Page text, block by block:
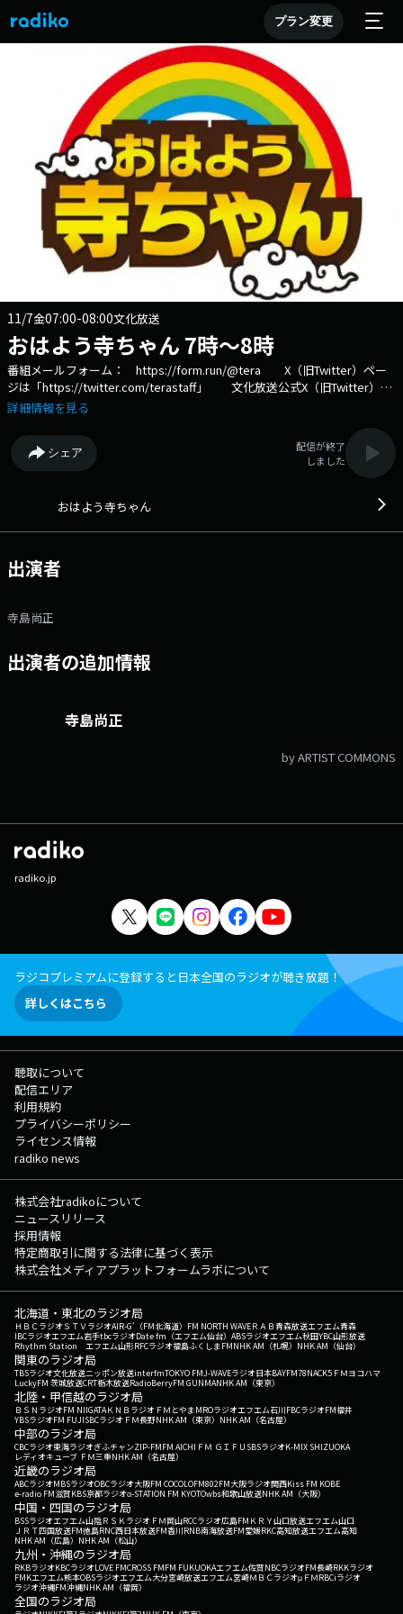
プラン変更
11/7金07:00-08:00文化放送
おはよう寺ちゃん 7時～8時
番組メールフォーム： https://form.run/@tera X（旧Twitter）ペー
ジは「https://twitter.com/terastaff」 文化放送公式X（旧Twitter）ア
カウントは「@joqrpr」 文化放送公式X（旧Twitter）ハッシュタグは「#
「https://www.facebook.com/1134joqr」 文化放送公式LINEは
「@joqr_916」
詳細情報を見る
シェア
配信が終了
しました
おはよう寺ちゃん
出演者
寺島尚正
出演者の追加情報
寺島尚正
by ARTIST COMMONS
radiko.jp
ラジコプレミアムに登録すると日本全国のラジオが聴き放題！
詳しくはこちら
聴取について
配信エリア
利用規約
プライバシーポリシー
ライセンス情報
radiko news
株式会社radikoについて
ニュースリリース
採用情報
特定商取引に関する法律に基づく表示
株式会社メディアプラットフォームラボについて
北海道・東北のラジオ局
ＨＢＣラジオＳＴＶラジオAIR-G'（FM北海道） FM NORTH WAVEＲＡＢ青森放送エフエム青森
IBCラジオエフエム岩手tbcラジオDate fm（エフエム仙台） ABSラジオエフエム秋田YBC山形放送
Rhythm Station エフエム山形RFCラジオ福島ふくしまFMNHK AM（札幌） NHK AM（仙台）
関東のラジオ局
TBSラジオ文化放送ニッポン放送interfmTOKYO FMJ-WAVEラジオ日本BAYFM78NACK5 ＦＭヨコハマ
LuckyFM 茨城放送CRT栃木放送RadioBerryFM GUNMANHK AM（東京）
北陸・甲信越のラジオ局
ＢＳＮラジオFM NIIGATAＫＮＢラジオ ＦＭとやまMROラジオエフエム石川FBCラジオFM福井
YBSラジオFM FUJISBCラジオ ＦＭ長野NHK AM（東京） NHK AM（名古屋）
中部のラジオ局
CBCラジオ東海ラジオぎふチャンZIP-FMFM AICHI ＦＭ ＧＩＦＵ SBSラジオK-MIX SHIZUOKA
レディオキューブ ＦＭ三重NHK AM（名古屋）
近畿のラジオ局
ABCラジオMBSラジオOBCラジオ大阪FM COCOLOFM802FM大阪ラジオ関西Kiss FM KOBE
e-radio FM滋賀KBS京都ラジオα-STATION FM KYOTOwbs和歌山放送NHK AM（大阪）
中国・四国のラジオ局
BSSラジオエフエム山陰ＲＳＫラジオ ＦＭ岡山RCCラジオ広島FM ＫＲＹ山口放送エフエム山口
ＪＲＴ四国放送FM徳島RNC西日本放送FM香川RNB南海放送FM愛媛RKC高知放送エフエム高知
NHK AM（広島） NHK AM（松山）
九州・沖縄のラジオ局
RKBラジオKBCラジオLOVE FMCROSS FMFM FUKUOKAエフエム佐賀NBCラジオFM長崎RKKラジオ
FMKエフエム熊本OBSラジオエフエム大分宮崎放送エフエム宮崎ＭＢＣラジオμＦＭRBCiラジオ
ラジオ沖縄FM沖縄NHK AM（福岡）
全国のラジオ局